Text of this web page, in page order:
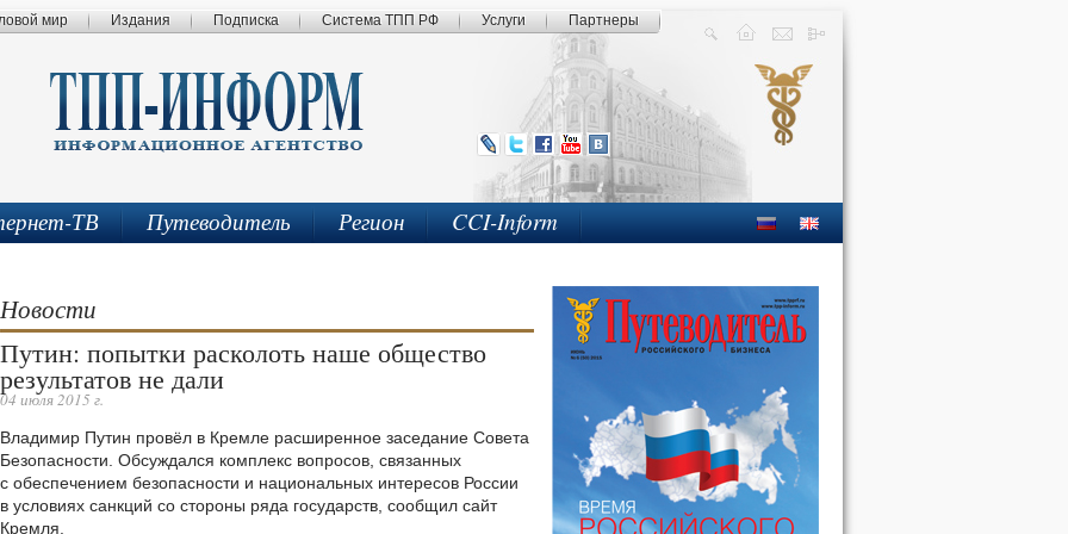
мир Издания Подписка Система ТПП РФ Услуги Партнеры
ТВ Путеводитель Регион CCI-Inform
Новости
Путин: попытки расколоть наше общество
результатов не дали
04 июля 2015 г.
Владимир Путин провёл в Кремле расширенное заседание Совета
Безопасности. Обсуждался комплекс вопросов, связанных
с обеспечением безопасности и национальных интересов России
в условиях санкций со стороны ряда государств, сообщил сайт
Кремля.